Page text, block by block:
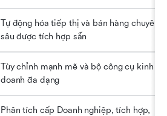
Tự động hóa tiếp thị và bán hàng chuyên
sâu được tích hợp sẵn
Tùy chỉnh mạnh mẽ và bộ công cụ kinh
doanh đa dạng
Phân tích cấp Doanh nghiệp, tích hợp,